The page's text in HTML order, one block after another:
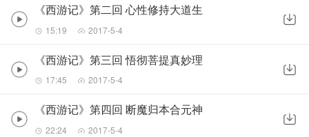
《西游记》第二回 心性修持大道生
15:19 2017-5-4
《西游记》第三回 悟彻菩提真妙理
17:45 2017-5-4
《西游记》第四回 断魔归本合元神
22:24 2017-5-4